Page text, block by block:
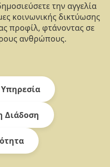
την αγγελία
κοινωνικής δικτύωσης
προφίλ, φτάνοντας σε
ανθρώπους.
Διάδοση